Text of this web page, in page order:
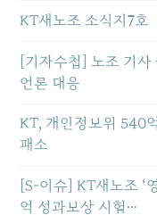
KT새노조 소식지7호
[기자수첩] 노조 기
언론 대응
KT, 개인정보위 540
패소
[S-이슈] KT새노조 ‘
억 성과보상 시험…